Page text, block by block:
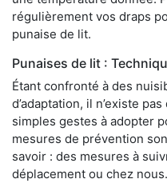
régulièrement vos draps
punaise de lit.
Punaises de lit :
Étant confronté à des
d’adaptation, il n’existe
simples gestes à adopter
mesures de prévention
savoir : des mesures à
déplacement ou chez